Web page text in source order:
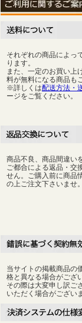
それぞれの商品によっ
ります。
また、一定のお買い上
料が無料になる商品も
※詳しくは配送方法・
ージをご覧ください。
商品不良、商品間違い
ご都合による返品・交
せん。ご購入前に商品
の上ご注文下さいませ。
当サイトの掲載商品の
格と異なる場合がござ
その際は大変申し訳ご
いただく場合がござい